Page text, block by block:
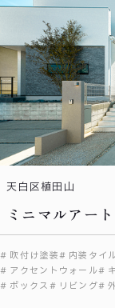
天白区植田山
ミニマルアー
吹付け塗装 内装タイル
アクセントウォール
ボックス
リビング